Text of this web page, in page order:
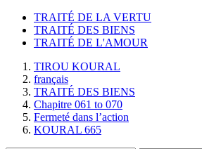
TRAITÉ DE LA VERTU
TRAITÉ DES BIENS
TRAITÉ DE L'AMOUR
TIROU KOURAL
français
TRAITÉ DES BIENS
Chapitre 061 to 070
Fermeté dans l’action
KOURAL 665